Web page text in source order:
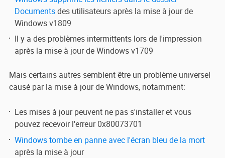
Documentsdes utilisateurs après la mise à jour de
Windows v1809
Il y a des problèmes intermittents lors de l'impression
après la mise à jour de Windows v1709
Mais certains autres semblent être un problème universel
causé par la mise à jour de Windows, notamment:
Les mises à jour peuvent ne pas s'installer et vous
pouvez recevoir l'erreur 0x80073701
Windows tombe en panne avec l'écran bleu de la mort
après la mise à jour